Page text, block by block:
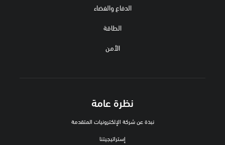
الدفاع والفضاء
الطاقة
الأمن
نظرة عامة
نبذة عن شركة الإلكترونيات المتقدمة
إستراتيجيتنا